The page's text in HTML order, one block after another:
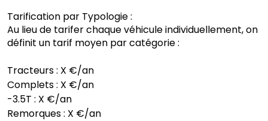
Tarification par Typologie :
Au lieu de tarifer chaque véhicule individuellement, on
définit un tarif moyen par catégorie :
Tracteurs : X €/an
Complets : X €/an
-3.5T : X €/an
Remorques : X €/an